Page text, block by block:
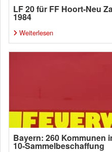
LF 20 für FF Hoort-Neu
1984
Weiterlesen
Bayern: 260 Kommunen
10-Sammelbeschaffung